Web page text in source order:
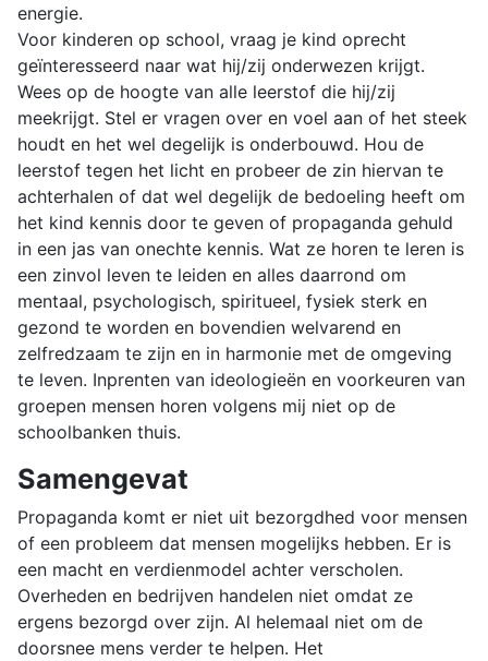
energie.
Voor kinderen op school, vraag je kind oprecht
geïnteresseerd naar wat hij/zij onderwezen krijgt.
Wees op de hoogte van alle leerstof die hij/zij
meekrijgt. Stel er vragen over en voel aan of het steek
houdt en het wel degelijk is onderbouwd. Hou de
leerstof tegen het licht en probeer de zin hiervan te
achterhalen of dat wel degelijk de bedoeling heeft om
het kind kennis door te geven of propaganda gehuld
in een jas van onechte kennis. Wat ze horen te leren is
een zinvol leven te leiden en alles daarrond om
mentaal, psychologisch, spiritueel, fysiek sterk en
gezond te worden en bovendien welvarend en
zelfredzaam te zijn en in harmonie met de omgeving
te leven. Inprenten van ideologieën en voorkeuren van
groepen mensen horen volgens mij niet op de
schoolbanken thuis.
Samengevat
Propaganda komt er niet uit bezorgdhed voor mensen
of een probleem dat mensen mogelijks hebben. Er is
een macht en verdienmodel achter verscholen.
Overheden en bedrijven handelen niet omdat ze
ergens bezorgd over zijn. Al helemaal niet om de
doorsnee mens verder te helpen. Het